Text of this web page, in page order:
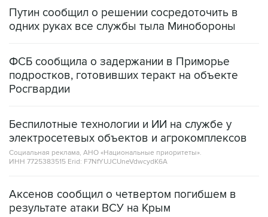
Путин сообщил о решении сосредоточить в
одних руках все службы тыла Минобороны
ФСБ сообщила о задержании в Приморье
подростков, готовивших теракт на объекте
Росгвардии
Беспилотные технологии и ИИ на службе у
электросетевых объектов и агрокомплексов
Социальная реклама, АНО «Национальные приоритеты».
ИНН 7725383515 Erid: F7NfYUJCUneVdwcydK6A
Аксенов сообщил о четвертом погибшем в
результате атаки ВСУ на Крым